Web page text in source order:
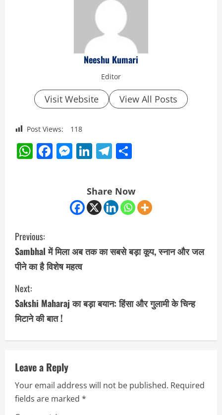
Neeshu Kumari
Editor
Visit Website View All Posts
Post Views: 118
WhatsApp
Facebook
Messenger
LinkedIn
Telegram
Share Now
C
o
n
t
i
n
e
R
Previous:
Sambhal में मिला अब तक का सबसे बड़ा कूप, स्नान और जल
पीने का है विशेष महत्व
Next:
Sakshi Maharaj का बड़ा बयान: हिंसा और गुलामी के चिन्ह
मिटाने की बात !
Leave a Reply
Your email address will not be published. Required
fields are marked *